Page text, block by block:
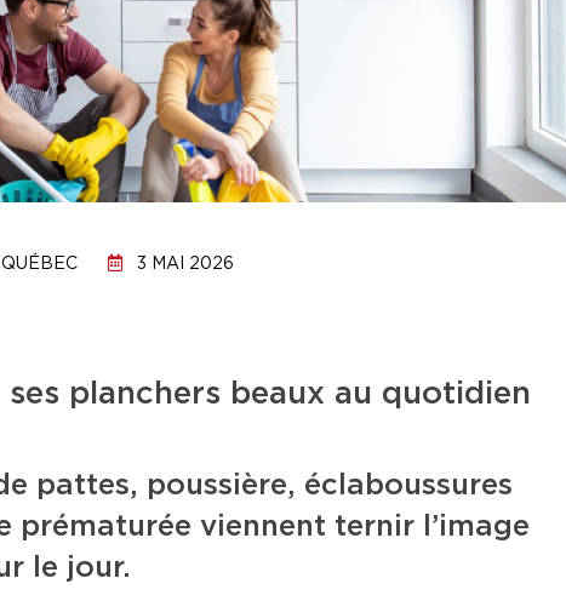
3 MAI 2026
planchers beaux au quotidien
pattes, poussière, éclaboussures
prématurée viennent ternir l’image
le jour.